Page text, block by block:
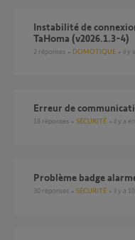
Instabilité de connexion INVISIO 3S io suite mise à jour
TaHoma (v2026.1.3-4)
2 réponses DOMOTIQUE il
Erreur de
18 réponses SÉCURITÉ il y a
Problème badge
30 réponses SÉCURITÉ il y a